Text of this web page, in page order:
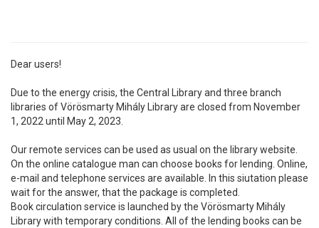
Dear users!
Due to the energy crisis, the Central Library and three branch
libraries of Vörösmarty Mihály Library are closed from November
1, 2022 until May 2, 2023.
Our remote services can be used as usual on the library website.
On the online catalogue man can choose books for lending. Online,
e-mail and telephone services are available. In this siutation please
wait for the answer, that the package is completed.
Book circulation service is launched by the Vörösmarty Mihály
Library with temporary conditions. All of the lending books can be